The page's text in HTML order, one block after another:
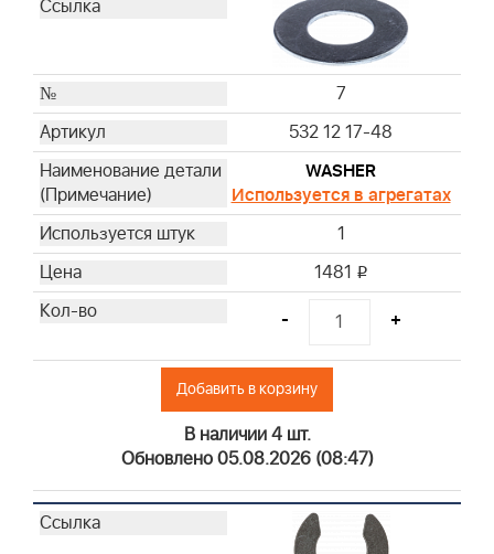
7
532 12 17-48
WASHER
Используется в агрегатах
1
1481 i
- +
Добавить в корзину
В наличии 4 шт.
Обновлено 05.08.2026 (08:47)